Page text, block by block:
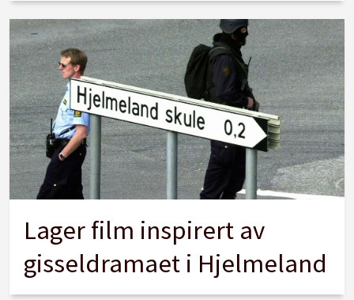
Lager film inspirert av
gisseldramaet i Hjelmeland